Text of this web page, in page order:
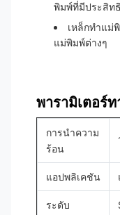
พิมพ์ที่มีประสิท
เหล็กทำแม่
แม่พิมพ์ต่างๆ
พารามิเตอร์
การนำความ
ร้อน
แอปพลิเคชัน
ระดับ